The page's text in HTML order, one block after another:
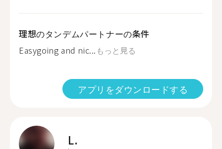
理想のタンデムパートナーの条件
Easygoing and nic... もっと見る
アプリをダウンロードする
L.